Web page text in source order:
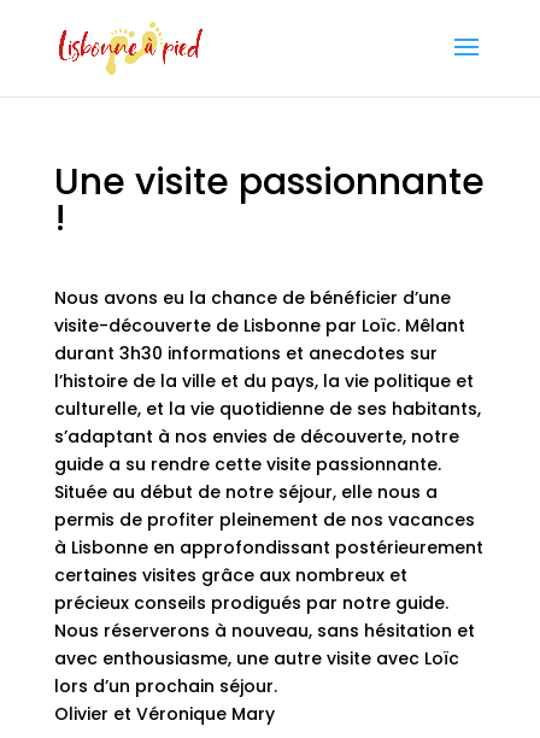
Une visite passionnante
!
Nous avons eu la chance de bénéficier d’une
visite-découverte de Lisbonne par Loïc. Mêlant
durant 3h30 informations et anecdotes sur
l’histoire de la ville et du pays, la vie politique et
culturelle, et la vie quotidienne de ses habitants,
s’adaptant à nos envies de découverte, notre
guide a su rendre cette visite passionnante.
Située au début de notre séjour, elle nous a
permis de profiter pleinement de nos vacances
à Lisbonne en approfondissant postérieurement
certaines visites grâce aux nombreux et
précieux conseils prodigués par notre guide.
Nous réserverons à nouveau, sans hésitation et
avec enthousiasme, une autre visite avec Loïc
lors d’un prochain séjour.
Olivier et Véronique Mary